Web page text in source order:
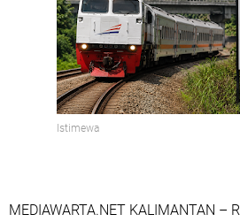
Istimewa
MEDIAWARTA.NET KALIMANTAN –